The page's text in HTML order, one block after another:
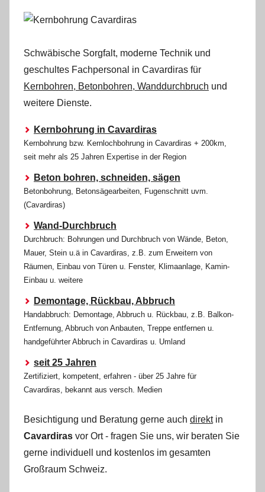
Schwäbische Sorgfalt, moderne Technik und
geschultes Fachpersonal in Cavardiras für
Kernbohren, Betonbohren, Wanddurchbruch und
weitere Dienste.
Kernbohrung in Cavardiras
Kernbohrung bzw. Kernlochbohrung in Cavardiras + 200km,
seit mehr als 25 Jahren Expertise in der Region
Beton bohren, schneiden, sägen
Betonbohrung, Betonsägearbeiten, Fugenschnitt uvm.
(Cavardiras)
Wand-Durchbruch
Durchbruch: Bohrungen und Durchbruch von Wände, Beton,
Mauer, Stein u.ä in Cavardiras, z.B. zum Erweitern von
Räumen, Einbau von Türen u. Fenster, Klimaanlage, Kamin-
Einbau u. weitere
Demontage, Rückbau, Abbruch
Handabbruch: Demontage, Abbruch u. Rückbau, z.B. Balkon-
Entfernung, Abbruch von Anbauten, Treppe entfernen u.
handgeführter Abbruch in Cavardiras u. Umland
seit 25 Jahren
Zertifiziert, kompetent, erfahren - über 25 Jahre für
Cavardiras, bekannt aus versch. Medien
Besichtigung und Beratung gerne auch direktin
Cavardiras vor Ort - fragen Sie uns, wir beraten Sie
gerne individuell und kostenlos im gesamten
Großraum Schweiz.